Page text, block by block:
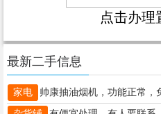
点击办理
最新二手信息
家电